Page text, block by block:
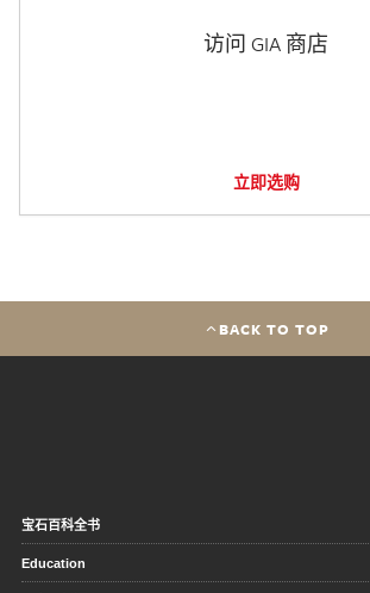
访问 GIA 商店
立即选购
BACK TO TOP
宝石百科全书
Education